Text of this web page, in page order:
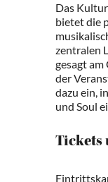
Das
bietet die
zentralen
gesagt
der
dazu ein,
und Soul
Tickets